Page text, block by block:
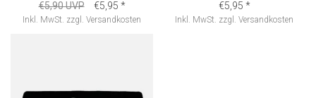
€5,90 UVP €5,95 *
Inkl. MwSt. zzgl. Versandkosten
€5,95 *
Inkl. MwSt. zzgl. Versandkosten